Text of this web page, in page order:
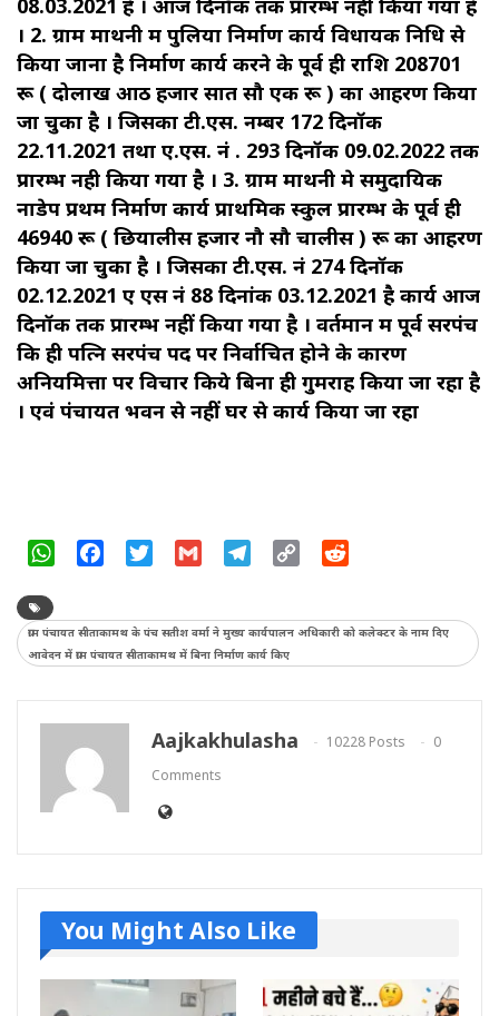
08.03.2021 है । आज दिनॉक तक प्रारम्भ नही किया गया है
। 2. ग्राम माथनी में पुलिया निर्माण कार्य विधायक निधि से
किया जाना है निर्माण कार्य करने के पूर्व ही राशि 208701
रू ( दोलाख आठ हजार सात सौ एक रू ) का आहरण किया
जा चुका है । जिसका टी.एस. नम्बर 172 दिनॉक
22.11.2021 तथा ए.एस. नं . 293 दिनॉक 09.02.2022 तक
प्रारम्भ नही किया गया है । 3. ग्राम माथनी मे समुदायिक
नाडेप प्रथम निर्माण कार्य प्राथमिक स्कुल प्रारम्भ के पूर्व ही
46940 रू ( छियालीस हजार नौ सौ चालीस ) रू का आहरण
किया जा चुका है । जिसका टी.एस. नं 274 दिनॉक
02.12.2021 ए एस नं 88 दिनांक 03.12.2021 है कार्य आज
दिनॉक तक प्रारम्भ नहीं किया गया है । वर्तमान में पूर्व सरपंच
कि ही पत्नि सरपंच पद पर निर्वाचित होने के कारण
अनियमित्ता पर विचार किये बिना ही गुमराह किया जा रहा है
। एवं पंचायत भवन से नहीं घर से कार्य किया जा रहा
WhatsAppFacebookTwitter Gmail Telegram
Copy
ग्राम पंचायत सीताकामथ के पंच सतीश वर्मा ने मुख्य कार्यपालन अधिकारी को कलेक्टर के नाम दिए
आवेदन में ग्राम पंचायत सीताकामथ में बिना निर्माण कार्य किए
Aajkakhulasha 10228 Posts
0
Comments
You Might Also Like